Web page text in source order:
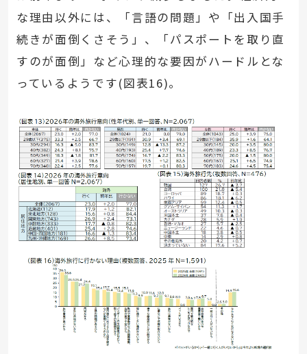
な理由以外には、「言語の問題」や「出入国手
続きが面倒くさそう」、「パスポートを取り直
すのが面倒」など心理的な要因がハードルとな
っているようです(図表16)。